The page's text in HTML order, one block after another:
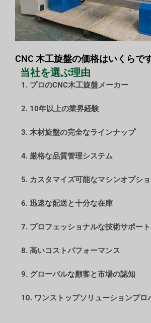
CNC 木工旋盤の価格はいくらで
当社を選ぶ理由
1. プロのCNC木工旋盤メーカー
2. 10年以上の業界経験
3. 木材旋盤の完全なラインナップ
4. 厳格な品質管理システム
5. カスタマイズ可能なマシンオプシ
6. 迅速な配送と十分な在庫
7. プロフェッショナルな技術サポート
8. 高いコストパフォーマンス
9. グローバルな顧客と市場の認知
10. ワンストップソリューションプロ